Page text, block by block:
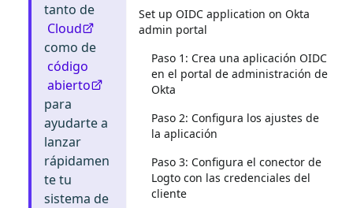
tanto de
Cloud
como de
código
abierto
para
ayudarte a
lanzar
rápidamen
te tu
sistema de
Set up OIDC application on Okta
admin portal
Paso 1: Crea una aplicación OIDC
en el portal de administración de
Okta
Paso 2: Configura los ajustes de
la aplicación
Paso 3: Configura el conector de
Logto con las credenciales del
cliente